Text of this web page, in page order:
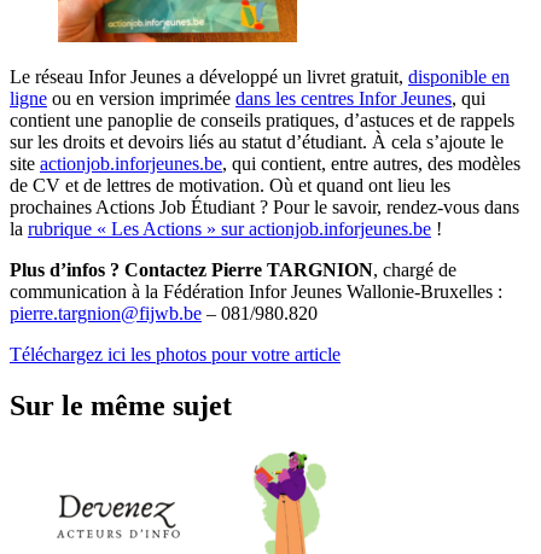
Le réseau Infor Jeunes a développé un livret gratuit, disponible en
ligne ou en version imprimée dans les centres Infor Jeunes, qui
contient une panoplie de conseils pratiques, d’astuces et de rappels
sur les droits et devoirs liés au statut d’étudiant. À cela s’ajoute le
site actionjob.inforjeunes.be, qui contient, entre autres, des modèles
de CV et de lettres de motivation. Où et quand ont lieu les
prochaines Actions Job Étudiant ? Pour le savoir, rendez-vous dans
la rubrique « Les Actions » sur actionjob.inforjeunes.be !
Plus d’infos ? Contactez Pierre TARGNION, chargé de
communication à la Fédération Infor Jeunes Wallonie-Bruxelles :
pierre.targnion@fijwb.be – 081/980.820
Téléchargez ici les photos pour votre article
Sur le même sujet